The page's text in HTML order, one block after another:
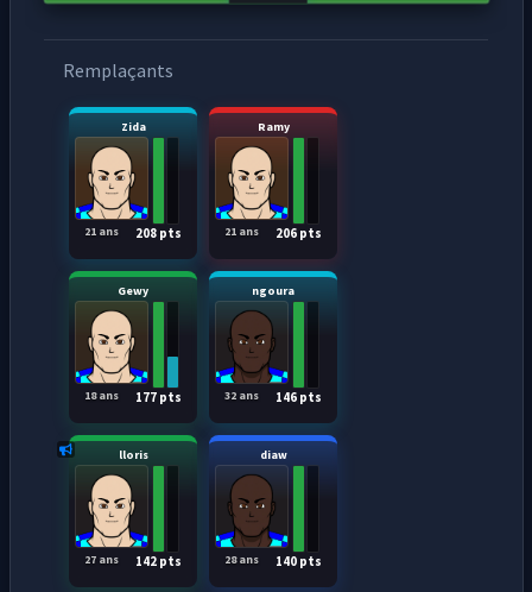
Remplaçants
Zida
208 pts
21 ans
Ramy
206 pts
21 ans
Gewy
177 pts
18 ans
ngoura
146 pts
32 ans
lloris
142 pts
27 ans
diaw
140 pts
28 ans